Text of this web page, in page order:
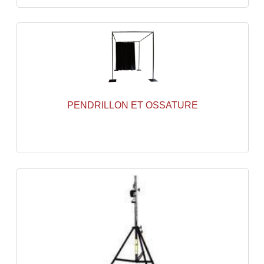
Enceintes Murales (Ligne 100V 16 - 8 Ohm)
Hp À Chambre De Compression
Lecteurs Mp3 Et CDs Sources
Microphone PA & Micro Pupitre
Projecteurs De Son
Système D'audio Guide
Système D'interprétation Simultanée
Système De Conférence
Système Visite Guidée
Sonorisation Securité EN-54
PENDRILLON ET OSSATURE